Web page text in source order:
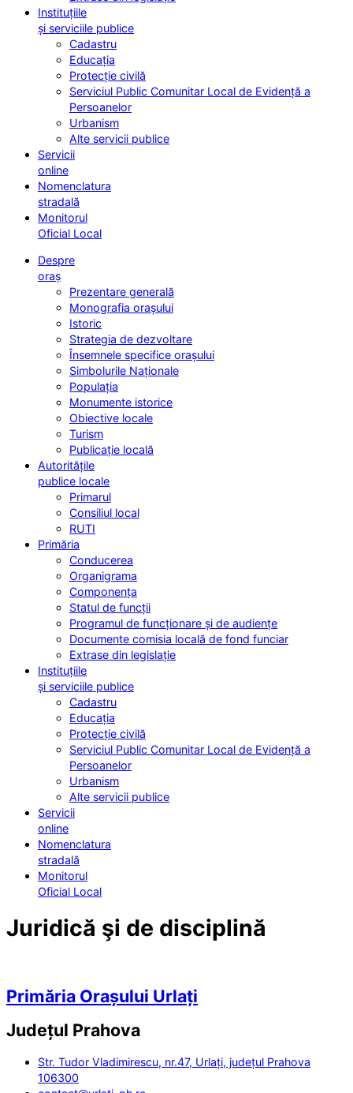
Instituțiile
și serviciile publice
Cadastru
Educația
Protecție civilă
Serviciul Public Comunitar Local de Evidență a
Persoanelor
Urbanism
Alte servicii publice
Servicii
online
Nomenclatura
stradală
Monitorul
Oficial Local
Despre
oraș
Prezentare generală
Monografia orașului
Istoric
Strategia de dezvoltare
Însemnele specifice orașului
Simbolurile Naționale
Populația
Monumente istorice
Obiective locale
Turism
Publicație locală
Autoritățile
publice locale
Primarul
Consiliul local
RUTI
Primăria
Conducerea
Organigrama
Componența
Statul de funcții
Programul de funcționare și de audiențe
Documente comisia locală de fond funciar
Extrase din legislație
Instituțiile
și serviciile publice
Cadastru
Educația
Protecție civilă
Serviciul Public Comunitar Local de Evidență a
Persoanelor
Urbanism
Alte servicii publice
Servicii
online
Nomenclatura
stradală
Monitorul
Oficial Local
Juridică şi de disciplină
Primăria Orașului Urlați
Județul Prahova
Str. Tudor Vladimirescu, nr.47, Urlați, județul Prahova
106300